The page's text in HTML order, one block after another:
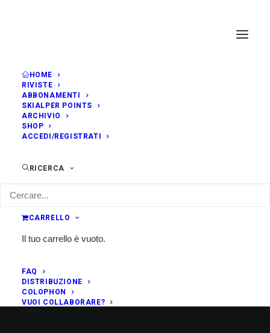
HOME
RIVISTE
ABBONAMENTI
SKIALPER POINTS
ARCHIVIO
SHOP
ACCEDI/REGISTRATI
RICERCA
CARRELLO
Il tuo carrello è vuoto.
FAQ
DISTRIBUZIONE
COLOPHON
VUOI COLLABORARE?